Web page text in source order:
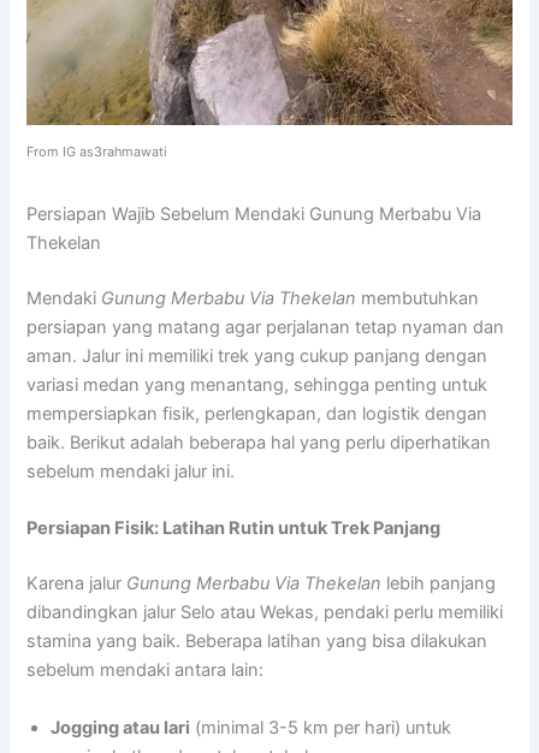
From IG as3rahmawati
Persiapan Wajib Sebelum Mendaki Gunung Merbabu Via
Thekelan
Mendaki Gunung Merbabu Via Thekelan membutuhkan
persiapan yang matang agar perjalanan tetap nyaman dan
aman. Jalur ini memiliki trek yang cukup panjang dengan
variasi medan yang menantang, sehingga penting untuk
mempersiapkan fisik, perlengkapan, dan logistik dengan
baik. Berikut adalah beberapa hal yang perlu diperhatikan
sebelum mendaki jalur ini.
Persiapan Fisik: Latihan Rutin untuk Trek Panjang
Karena jalur Gunung Merbabu Via Thekelan lebih panjang
dibandingkan jalur Selo atau Wekas, pendaki perlu memiliki
stamina yang baik. Beberapa latihan yang bisa dilakukan
sebelum mendaki antara lain:
Jogging atau lari (minimal 3-5 km per hari) untuk